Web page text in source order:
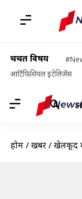
चर्चित विषय
आर्टिफिशियल इंटेलिजेंस
होम / खबरें / खेलकूद